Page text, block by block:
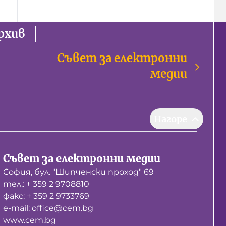
Съвет за електронни
медии
Съвет за електронни медии
София, бул. "Шипченски проход" 69
тел.: + 359 2 9708810
факс: + 359 2 9733769
е-mail: office@cem.bg
www.cem.bg